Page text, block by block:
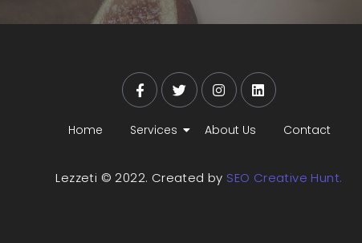
Home Services About Us Contact
Lezzeti © 2022. Created by SEO Creative Hunt.